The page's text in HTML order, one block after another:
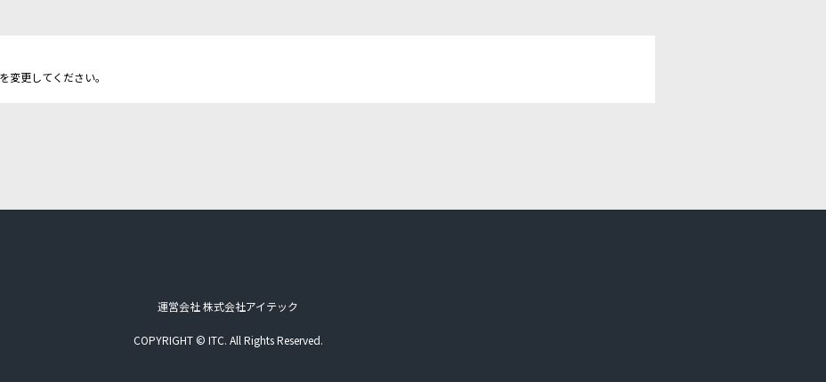
更してください。
運営会社 株式会社アイテック
COPYRIGHT © ITC. All Rights Reserved.